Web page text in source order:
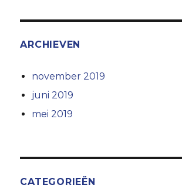
ARCHIEVEN
november 2019
juni 2019
mei 2019
CATEGORIEËN